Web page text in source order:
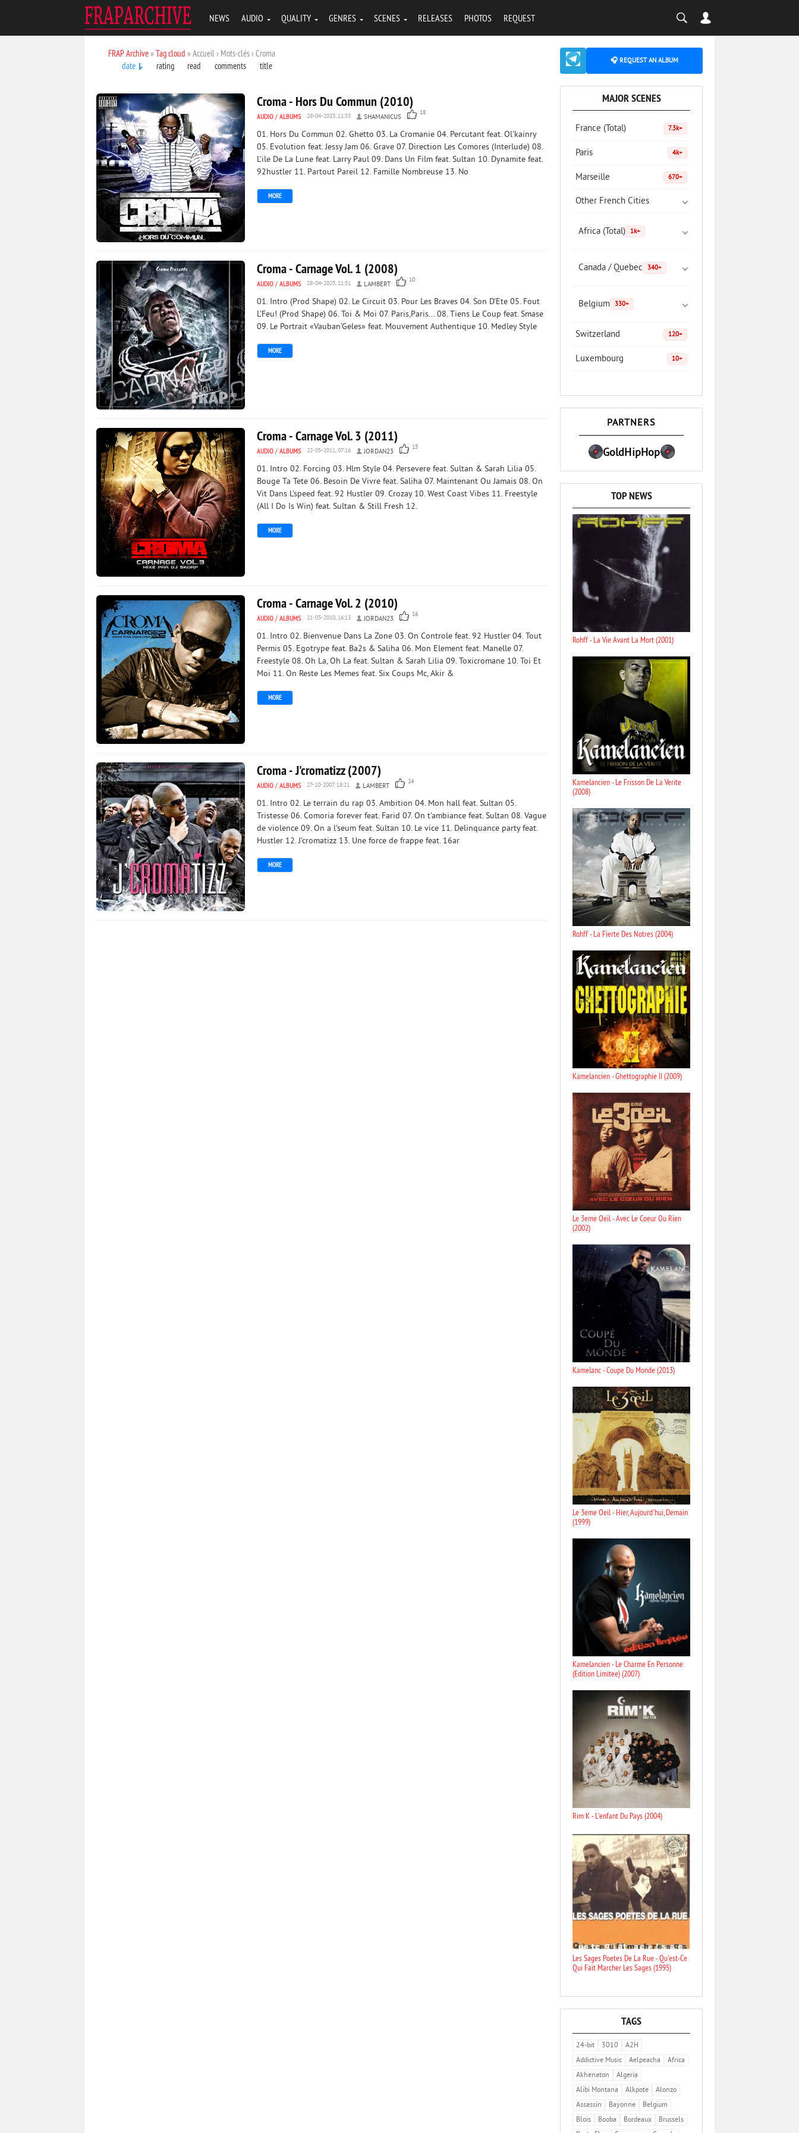
NEWS AUDIO QUALITY GENRES SCENES RELEASES PHOTOS REQUEST
FRAP Archive» Tag cloud » Accueil › Mots-clés › Croma
date
rating read comments title
Croma - Hors Du Commun (2010)
AUDIO / ALBUMS 28-04-2025, 11:53 SHAMANICUS
18
01. Hors Du Commun 02. Ghetto 03. La Cromanie 04. Percutant feat. Ol'kainry
05. Evolution feat. Jessy Jam 06. Grave 07. Direction Les Comores (Interlude) 08.
L'ile De La Lune feat. Larry Paul 09. Dans Un Film feat. Sultan 10. Dynamite feat.
92hustler 11. Partout Pareil 12. Famille Nombreuse 13. No
MORE
Croma - Carnage Vol. 1 (2008)
AUDIO / ALBUMS 28-04-2025, 11:51 LAMBERT
10
01. Intro (Prod Shape) 02. Le Circuit 03. Pour Les Braves 04. Son D'Ete 05. Fout
L'Feu! (Prod Shape) 06. Toi & Moi 07. Paris,Paris... 08. Tiens Le Coup feat. Smase
09. Le Portrait «Vauban'Geles» feat. Mouvement Authentique 10. Medley Style
MORE
Croma - Carnage Vol. 3 (2011)
AUDIO / ALBUMS 22-05-2011, 07:16 JORDAN23
15
01. Intro 02. Forcing 03. Hlm Style 04. Persevere feat. Sultan & Sarah Lilia 05.
Bouge Ta Tete 06. Besoin De Vivre feat. Saliha 07. Maintenant Ou Jamais 08. On
Vit Dans L'speed feat. 92 Hustler 09. Crozay 10. West Coast Vibes 11. Freestyle
(All I Do Is Win) feat. Sultan & Still Fresh 12.
MORE
Croma - Carnage Vol. 2 (2010)
AUDIO / ALBUMS 21-03-2010, 16:13 JORDAN23
16
01. Intro 02. Bienvenue Dans La Zone 03. On Controle feat. 92 Hustler 04. Tout
Permis 05. Egotrype feat. Ba2s & Saliha 06. Mon Element feat. Manelle 07.
Freestyle 08. Oh La, Oh La feat. Sultan & Sarah Lilia 09. Toxicromane 10. Toi Et
Moi 11. On Reste Les Memes feat. Six Coups Mc, Akir &
MORE
Croma - J'cromatizz (2007)
AUDIO / ALBUMS 27-10-2007, 18:21 LAMBERT
24
01. Intro 02. Le terrain du rap 03. Ambition 04. Mon hall feat. Sultan 05.
Tristesse 06. Comoria forever feat. Farid 07. On t'ambiance feat. Sultan 08. Vague
de violence 09. On a l'seum feat. Sultan 10. Le vice 11. Delinquance party feat.
Hustler 12. J'cromatizz 13. Une force de frappe feat. 16ar
MORE
🎧 REQUEST AN ALBUM
MAJOR SCENES
France (Total) 7.3k+
Paris 4k+
Marseille 670+
Other French Cities
Africa (Total) 1k+
Canada / Quebec 340+
Belgium 330+
Switzerland 120+
Luxembourg 10+
PARTNERS
GoldHipHop
TOP NEWS
Rohff - La Vie Avant La Mort (2001)
Kamelancien - Le Frisson De La Verite
(2008)
Rohff - La Fierte Des Notres (2004)
Kamelancien - Ghettographie II (2009)
Le 3eme Oeil - Avec Le Coeur Ou Rien
(2002)
Kamelanc - Coupe Du Monde (2013)
Le 3eme Oeil - Hier, Aujourd'hui, Demain
(1999)
Kamelancien - Le Charme En Personne
(Edition Limitee) (2007)
Rim K - L'enfant Du Pays (2004)
Les Sages Poetes De La Rue - Qu'est-Ce
Qui Fait Marcher Les Sages (1995)
TAGS
24-bit 3010
A2H
Addictive Music
Aelpeacha
Africa
Akhenaton
Algeria
Alibi Montana
Alkpote
Alonzo
Assassin
Bayonne
Belgium
Blois
Booba Bordeaux
Brussels